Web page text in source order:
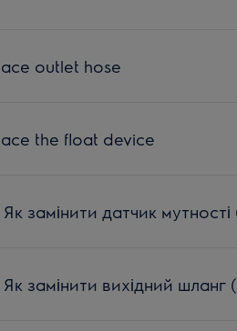
outlet hose
the float device
замінити датчик мутності
замінити вихідний шланг